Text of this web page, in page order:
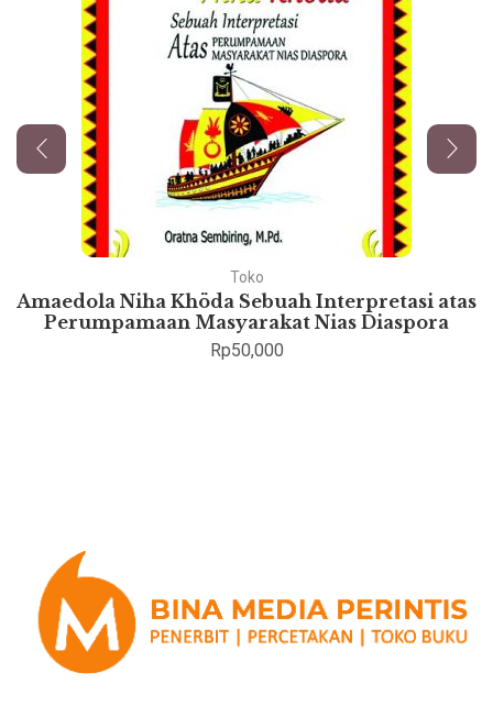
Toko
Amaedola Niha Khöda Sebuah Interpretasi atas
Perumpamaan Masyarakat Nias Diaspora
Rp50,000